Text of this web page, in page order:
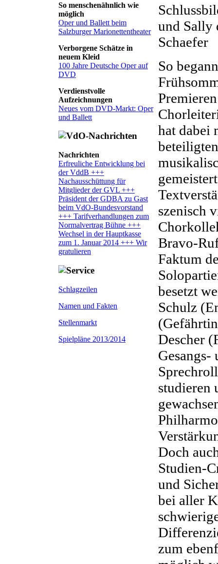
So menschenähnlich wie
möglich
Oper und Ballett beim
Salzburger Marionettentheater
Verborgene Schätze in
neuem Kleid
100 Jahre Deutsche Oper auf
DVD
Verdienstvolle
Aufzeichnungen
Neues vom DVD-Markt: Oper
und Ballett
Nachrichten
Erfreuliche Entwicklung bei
der VddB +++
Nachausschüttung für
Mitglieder der GVL +++
Präsident der GDBA zu Gast
beim VdO-Bundesvorstand
+++ Tarifverhandlungen zum
Normalvertrag Bühne +++
Wechsel in der Hauptkasse
zum 1. Januar 2014 +++ Wir
gratulieren
Schlagzeilen
Namen und Fakten
Stellenmarkt
Spielpläne 2013/2014
und Sally
Schaefer
So
hat dabei
szenisch
Bravo-
Faktum
besetzt
Schulz
Descher
Gesangs-
studieren
Doch
Studien-
und
bei aller
zum